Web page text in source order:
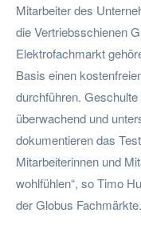
Mitarbeiter des
die Vertriebsschienen
Elektrofachmarkt
Basis einen
durchführen.
überwachend und
dokumentieren das
Mitarbeiterinnen und
wohlfühlen“, so Timo
der Globus Fachmärkte.